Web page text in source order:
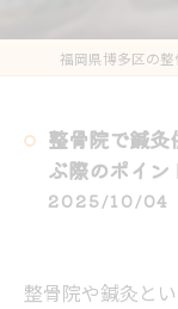
整骨院で鍼
ぶ際のポイ
2025/10/04
整骨院や鍼灸と